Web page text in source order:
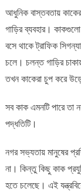
আধুনিক বাস্তবতায় কাকের
গাড়ির ব্যবহার।
বসে থাকে ট্রাফিক
চলে। চলন্ত গাড়ির
তখন কাকেরা চুপ করে
সব কাক এমনটি পারে
পদ্ধতিটি।
নগর সভ্যতায় মানুষের
না। কিন্তু কিছু কাক
হতে চলেছে। এই